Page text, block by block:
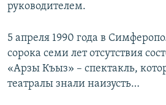
руководителем.
5 апреля 1990 года в
сорока семи лет отсутствия
«Арзы Къыз» – спектакль,
театралы знали наизусть…